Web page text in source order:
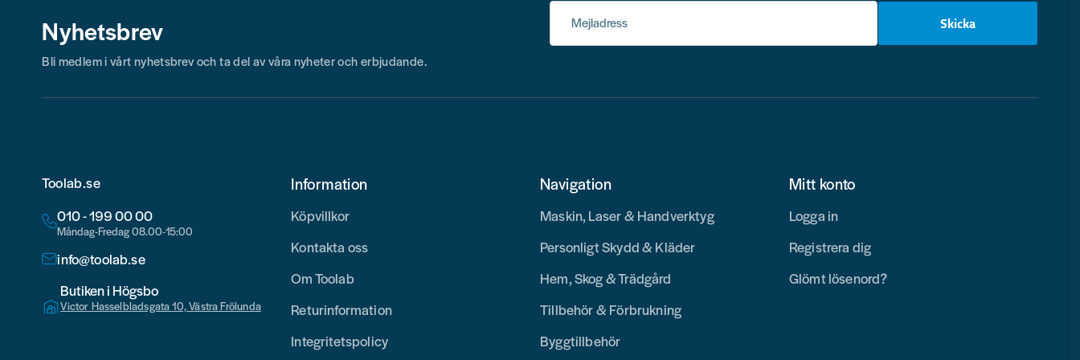
Nyhetsbrev Mejladress Skicka
Bli medlem i vårt nyhetsbrev och ta del av våra nyheter och erbjudande.
Toolab.se
010 - 199 00 00
Måndag-Fredag 08.00-15:00
info@toolab.se
Butiken i Högsbo
Victor Hasselbladsgata 10, Västra Frölunda
Information
Köpvillkor
Kontakta oss
Om Toolab
Returinformation
Integritetspolicy
Navigation
Maskin, Laser & Handverktyg
Personligt Skydd & Kläder
Hem, Skog & Trädgård
Tillbehör & Förbrukning
Byggtillbehör
Mitt konto
Logga in
Registrera dig
Glömt lösenord?